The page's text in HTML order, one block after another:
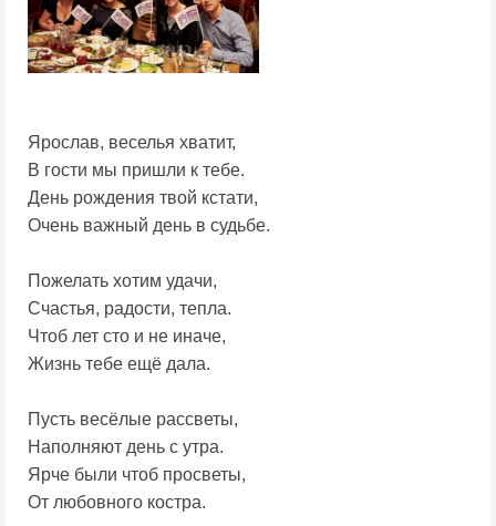
Ярослав, веселья хватит,
В гости мы пришли к тебе.
День рождения твой кстати,
Очень важный день в судьбе.
Пожелать хотим удачи,
Счастья, радости, тепла.
Чтоб лет сто и не иначе,
Жизнь тебе ещё дала.
Пусть весёлые рассветы,
Наполняют день с утра.
Ярче были чтоб просветы,
От любовного костра.